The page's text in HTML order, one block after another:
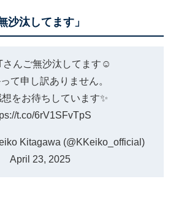
沙汰してます」
さんご無沙汰してます☺️
て申し訳ありません。
をお待ちしています✨
t.co/6rV1SFvTpS
Kitagawa (@KKeiko_official)
April 23, 2025